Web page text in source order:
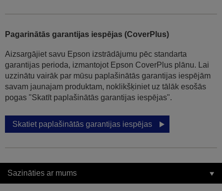
Pagarinātās garantijas iespējas (CoverPlus)
Aizsargājiet savu Epson izstrādājumu pēc standarta
garantijas perioda, izmantojot Epson CoverPlus plānu. Lai
uzzinātu vairāk par mūsu paplašinātās garantijas iespējām
savam jaunajam produktam, noklikšķiniet uz tālāk esošās
pogas "Skatīt paplašinātās garantijas iespējas".
Skatiet paplašinātās garantijas iespējas
Sazināties ar mums